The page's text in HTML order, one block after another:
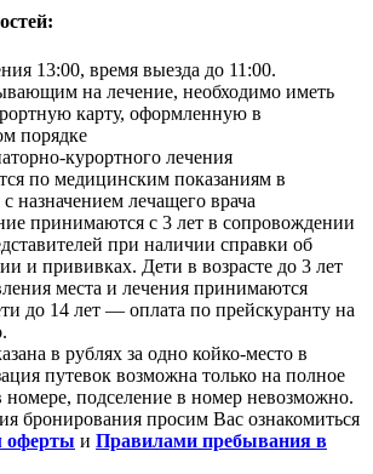
13:00, время выезда до 11:00.
на лечение, необходимо иметь
карту, оформленную в
порядке
курортного лечения
по медицинским показаниям в
назначением лечащего врача
принимаются с 3 лет в сопровождении
при наличии справки об
и прививках. Дети в возрасте до 3 лет
места и лечения принимаются
до 14 лет — оплата по прейскуранту на
в рублях за одно койко-место в
путевок возможна только на полное
номере, подселение в номер невозможно.
бронирования просим Вас ознакомиться
оферты и Правилами пребывания в